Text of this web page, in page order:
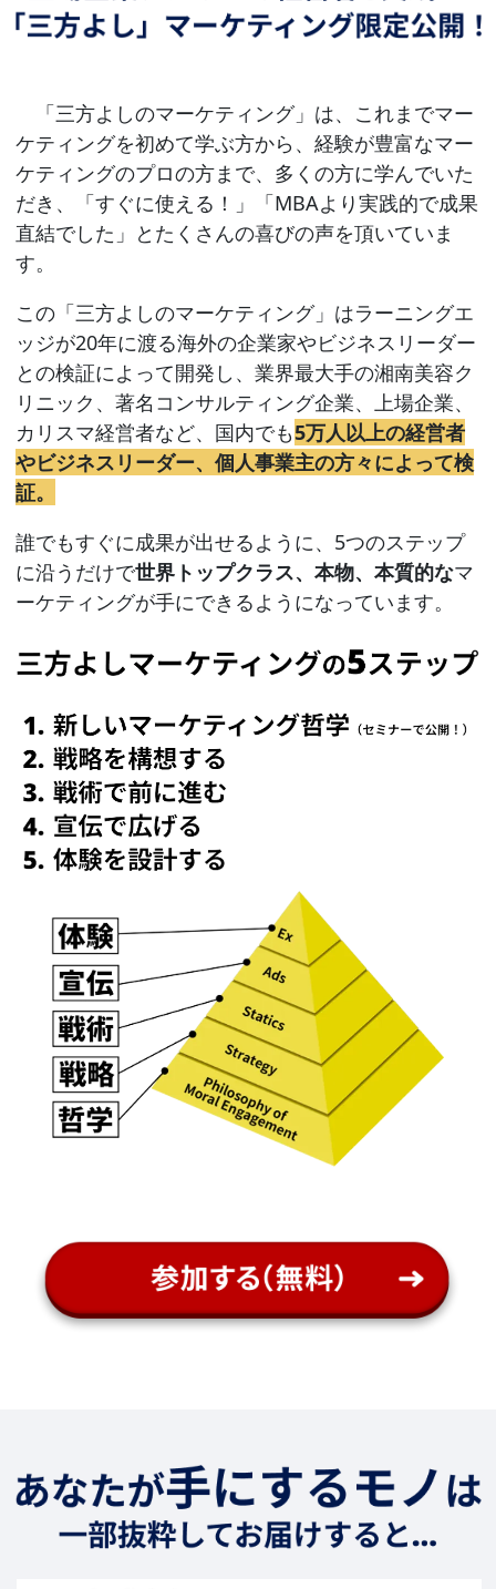
「三方よしのマーケティング」は、これまでマー
ケティングを初めて学ぶ方から、経験が豊富なマー
ケティングのプロの方まで、多くの方に学んでいた
だき、「すぐに使える！」「MBAより実践的で成果
直結でした」とたくさんの喜びの声を頂いていま
す。
この「三方よしのマーケティング」はラーニングエ
ッジが20年に渡る海外の企業家やビジネスリーダー
との検証によって開発し、業界最大手の湘南美容ク
リニック、著名コンサルティング企業、上場企業、
カリスマ経営者など、国内でも5万人以上の経営者
やビジネスリーダー、個人事業主の方々によって検
証。
誰でもすぐに成果が出せるように、5つのステップ
に沿うだけで世界トップクラス、本物、本質的なマ
ーケティングが手にできるようになっています。